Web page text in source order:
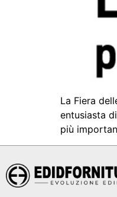
La Fiera
entusiasta
più